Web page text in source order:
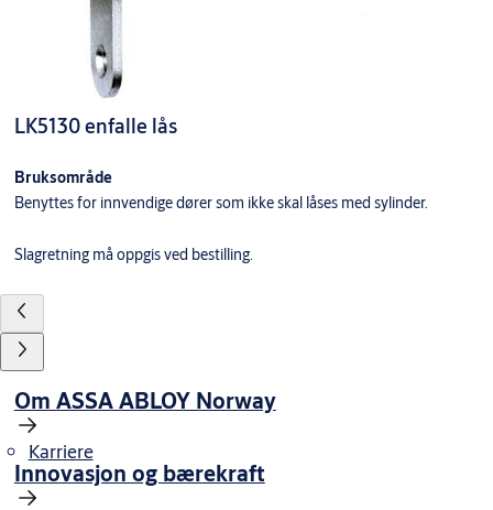
LK5130 enfalle lås
Bruksområde
Benyttes for innvendige dører som ikke skal låses med sylinder.
Slagretning må oppgis ved bestilling.
Om ASSA ABLOY Norway
Karriere
Innovasjon og bærekraft